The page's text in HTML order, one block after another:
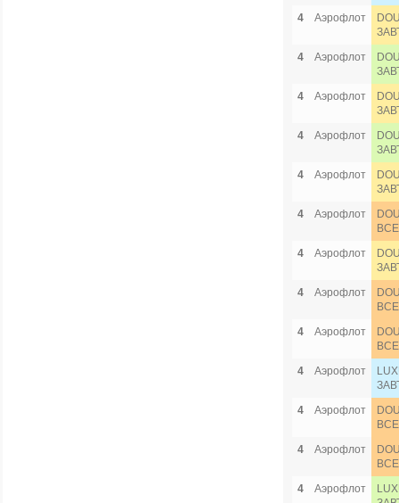
4
Аэрофлот
4
Аэрофлот
4
Аэрофлот
4
Аэрофлот
4
Аэрофлот
4
Аэрофлот
4
Аэрофлот
4
Аэрофлот
4
Аэрофлот
4
Аэрофлот
4
Аэрофлот
4
Аэрофлот
4
Аэрофлот